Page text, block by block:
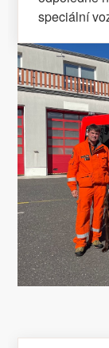
speciální
pořízeno za
kraje, ale i